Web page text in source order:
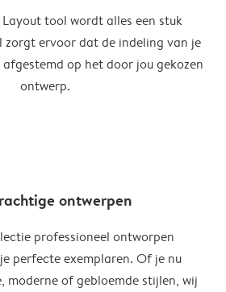
tool wordt alles een stuk
zorgt ervoor dat de indeling van je
op het door jou gekozen
ontwerp.
ontwerpen
professioneel ontworpen
perfecte exemplaren. Of je nu
moderne of gebloemde stijlen, wij